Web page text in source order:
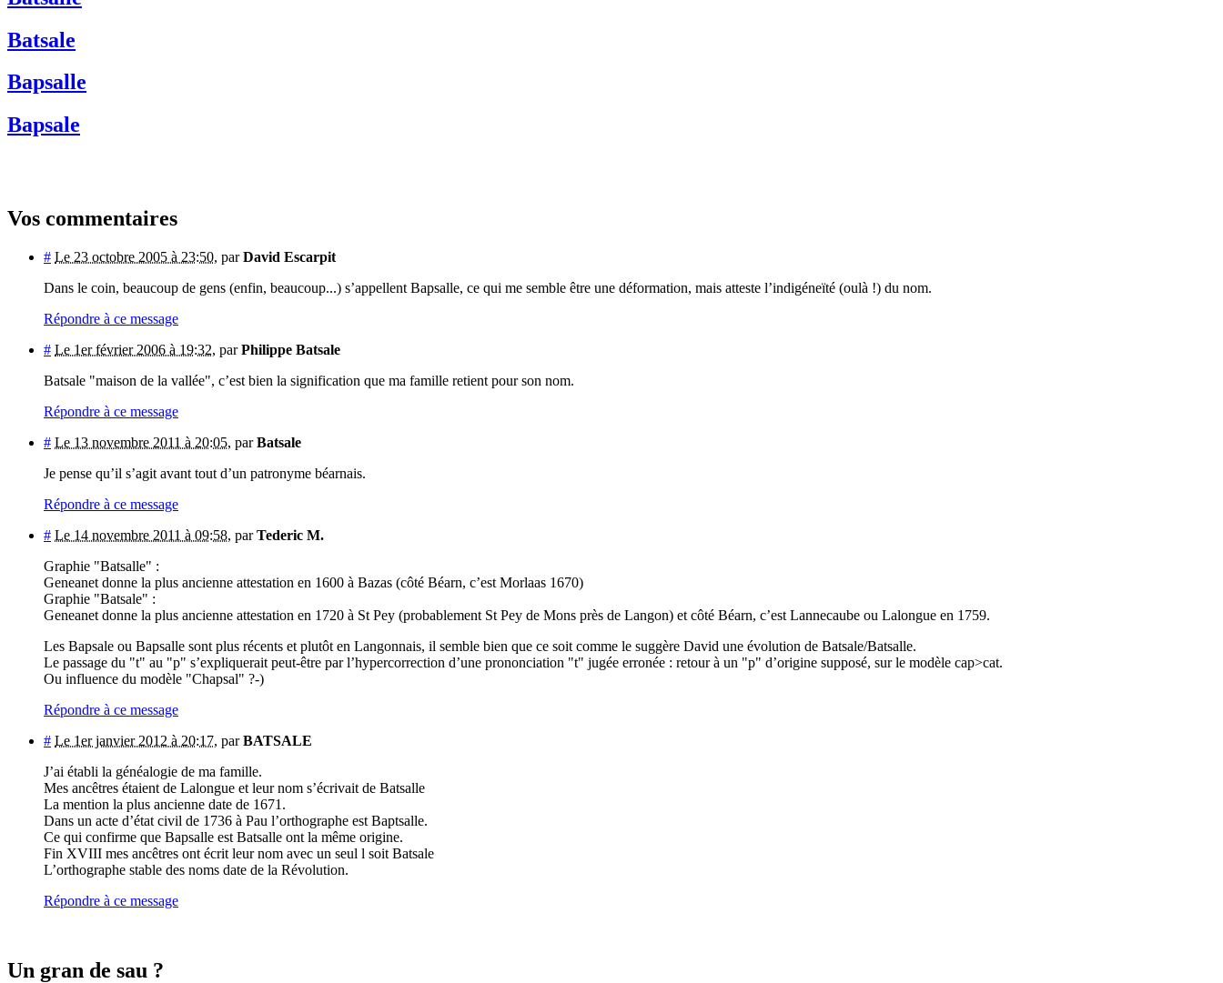
Batsale
Bapsalle
Bapsale
Vos commentaires
# Le 23 octobre 2005 à 23:50, parDavid Escarpit
Dans le coin, beaucoup de gens (enfin, beaucoup...) s’appellent Bapsalle, ce qui me semble être une déformation, mais atteste l’indigéneïté (oulà !) du nom.
Répondre à ce message
# Le 1er février 2006 à 19:32, parPhilippe Batsale
Batsale "maison de la vallée", c’est bien la signification que ma famille retient pour son nom.
Répondre à ce message
# Le 13 novembre 2011 à 20:05, parBatsale
Je pense qu’il s’agit avant tout d’un patronyme béarnais.
Répondre à ce message
# Le 14 novembre 2011 à 09:58, parTederic M.
Graphie "Batsalle" :
Geneanet donne la plus ancienne attestation en 1600 à Bazas (côté Béarn, c’est Morlaas 1670)
Graphie "Batsale" :
Geneanet donne la plus ancienne attestation en 1720 à St Pey (probablement St Pey de Mons près de Langon) et côté Béarn, c’est Lannecaube ou Lalongue en 1759.
Les Bapsale ou Bapsalle sont plus récents et plutôt en Langonnais, il semble bien que ce soit comme le suggère David une évolution de Batsale/Batsalle.
Le passage du "t" au "p" s’expliquerait peut-être par l’hypercorrection d’une prononciation "t" jugée erronée : retour à un "p" d’origine supposé, sur le modèle cap>cat.
Ou influence du modèle "Chapsal" ?-)
Répondre à ce message
# Le 1er janvier 2012 à 20:17, parBATSALE
J’ai établi la généalogie de ma famille.
Mes ancêtres étaient de Lalongue et leur nom s’écrivait de Batsalle
La mention la plus ancienne date de 1671.
Dans un acte d’état civil de 1736 à Pau l’orthographe est Baptsalle.
Ce qui confirme que Bapsalle est Batsalle ont la même origine.
Fin XVIII mes ancêtres ont écrit leur nom avec un seul l soit Batsale
L’orthographe stable des noms date de la Révolution.
Répondre à ce message
Un gran de sau ?